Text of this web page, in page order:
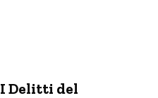
I Delitti del